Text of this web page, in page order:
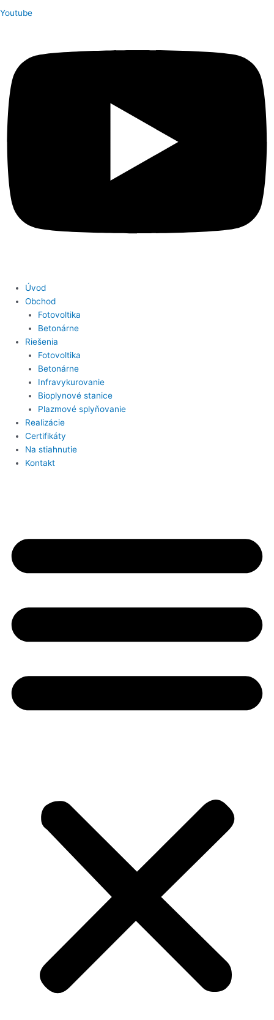
Youtube
Úvod
Obchod
Fotovoltika
Betonárne
Riešenia
Fotovoltika
Betonárne
Infravykurovanie
Bioplynové stanice
Plazmové splyňovanie
Realizácie
Certifikáty
Na stiahnutie
Kontakt